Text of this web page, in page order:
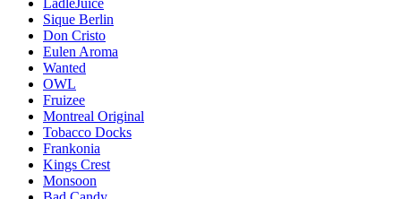
LädleJuice
Sique Berlin
Don Cristo
Eulen Aroma
Wanted
OWL
Fruizee
Montreal Original
Tobacco Docks
Frankonia
Kings Crest
Monsoon